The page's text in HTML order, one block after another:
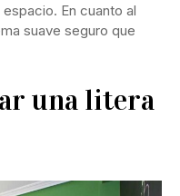
En cuanto al
suave seguro que
una litera